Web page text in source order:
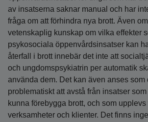
av insatserna saknar manual och har
fråga om att förhindra nya brott. Även
vetenskaplig kunskap om vilka effekter
psykosociala öppenvårdsinsatser kan
återfall i brott innebär det inte att
och ungdomspsykiatrin per automatik
använda dem. Det kan även anses som
problematiskt att avstå från insatser
kunna förebygga brott, och som
verksamheter och klienter. Det finns